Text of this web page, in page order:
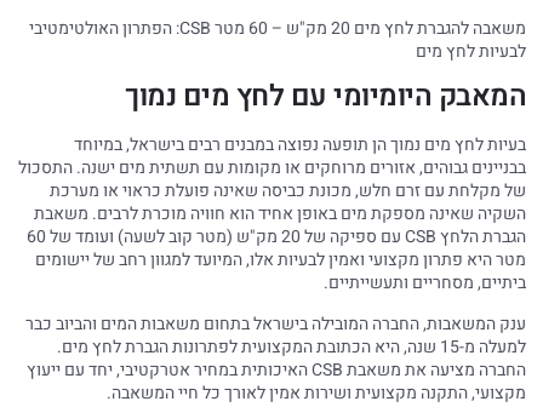
משאבה להגברת לחץ מים 20 מק"ש – 60 מטר CSB: הפתרון האולטימטיבי
לבעיות לחץ מים
המאבק היומיומי עם לחץ מים נמוך
בעיות לחץ מים נמוך הן תופעה נפוצה במבנים רבים בישראל, במיוחד
בבניינים גבוהים, אזורים מרוחקים או מקומות עם תשתית מים ישנה. התסכול
של מקלחת עם זרם חלש, מכונת כביסה שאינה פועלת כראוי או מערכת
השקיה שאינה מספקת מים באופן אחיד הוא חוויה מוכרת לרבים. משאבת
הגברת הלחץ CSB עם ספיקה של 20 מק"ש (מטר קוב לשעה) ועומד של 60
מטר היא פתרון מקצועי ואמין לבעיות אלו, המיועד למגוון רחב של יישומים
ביתיים, מסחריים ותעשייתיים.
ענק המשאבות, החברה המובילה בישראל בתחום משאבות המים והביוב כבר
למעלה מ-15 שנה, היא הכתובת המקצועית לפתרונות הגברת לחץ מים.
החברה מציעה את משאבת CSB האיכותית במחיר אטרקטיבי, יחד עם ייעוץ
מקצועי, התקנה מקצועית ושירות אמין לאורך כל חיי המשאבה.